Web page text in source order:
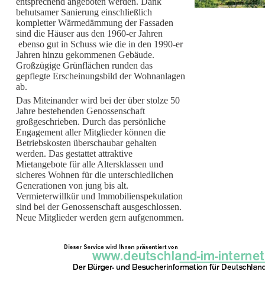
behutsamer Sanierung einschließlich
kompletter Wärmedämmung der Fassaden
sind die Häuser aus den 1960-er Jahren
ebenso gut in Schuss wie die in den 1990-er
Jahren hinzu gekommenen Gebäude.
Großzügige Grünflächen runden das
gepflegte Erscheinungsbild der Wohnanlagen
ab.
Das Miteinander wird bei der über stolze 50
Jahre bestehenden Genossenschaft
großgeschrieben. Durch das persönliche
Engagement aller Mitglieder können die
Betriebskosten überschaubar gehalten
werden. Das gestattet attraktive
Mietangebote für alle Altersklassen und
sicheres Wohnen für die unterschiedlichen
Generationen von jung bis alt.
Vermieterwillkür und Immobilienspekulation
sind bei der Genossenschaft ausgeschlossen.
Neue Mitglieder werden gern aufgenommen.